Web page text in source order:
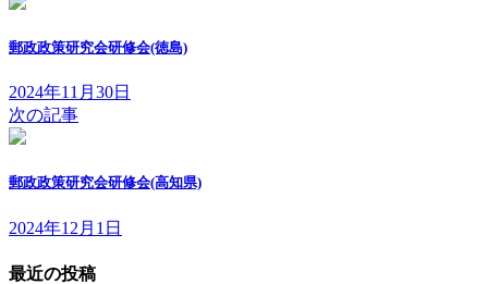
郵政政策研究会研修会(徳島)
2024年11月30日
次の記事
郵政政策研究会研修会(高知県)
2024年12月1日
最近の投稿